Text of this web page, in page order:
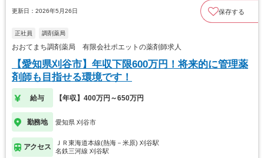
更新日：2026年5月26日 保存する
正社員 調剤薬局
おおてまち調剤薬局 有限会社ポエットの薬剤師求人
【愛知県刈谷市】年収下限600万円！将来的に管理薬
剤師も目指せる環境です！
給与 【年収】400万円～650万円
勤務地 愛知県 刈谷市
アクセス
ＪＲ東海道本線(熱海－米原) 刈谷駅
名鉄三河線 刈谷駅